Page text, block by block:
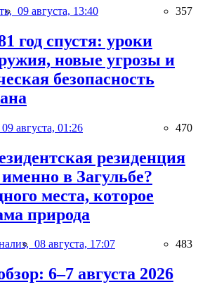
09 августа, 13:40 357
год спустя: уроки
новые угрозы и
безопасность
09 августа, 01:26 470
резиденция
в Загульбе?
места, которое
природа
08 августа, 17:07 483
6–7 августа 2026